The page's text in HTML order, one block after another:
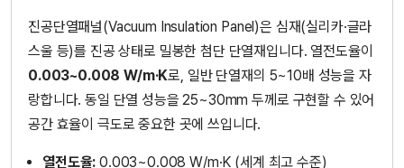
진공단열패널(Vacuum Insulation Panel)은 심재(실리카·글라
스울 등)를 진공 상태로 밀봉한 첨단 단열재입니다. 열전도율이
0.003~0.008 W/m·K로, 일반 단열재의 5~10배 성능을 자
랑합니다. 동일 단열 성능을 25~30mm 두께로 구현할 수 있어
공간 효율이 극도로 중요한 곳에 쓰입니다.
열전도율: 0.003~0.008 W/m·K (세계 최고 수준)